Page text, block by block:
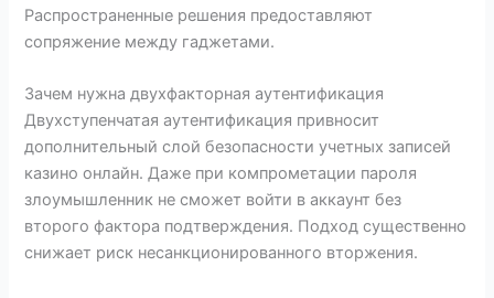
Распространенные решения предоставляют
сопряжение между гаджетами.
Зачем нужна двухфакторная аутентификация
Двухступенчатая аутентификация привносит
дополнительный слой безопасности учетных записей
казино онлайн. Даже при компрометации пароля
злоумышленник не сможет войти в аккаунт без
второго фактора подтверждения. Подход существенно
снижает риск несанкционированного вторжения.